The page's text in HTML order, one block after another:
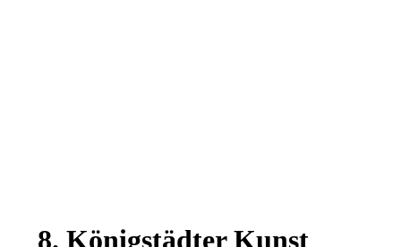
8. Königstädter Kunst